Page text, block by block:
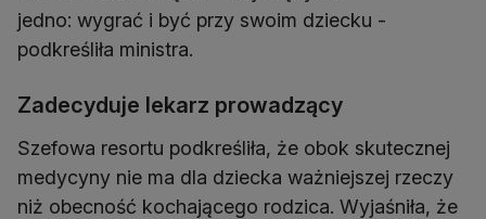
jedno: wygrać i być przy swoim dziecku -
podkreśliła ministra.
Zadecyduje lekarz prowadzący
Szefowa resortu podkreśliła, że obok skutecznej
medycyny nie ma dla dziecka ważniejszej rzeczy
niż obecność kochającego rodzica. Wyjaśniła, że